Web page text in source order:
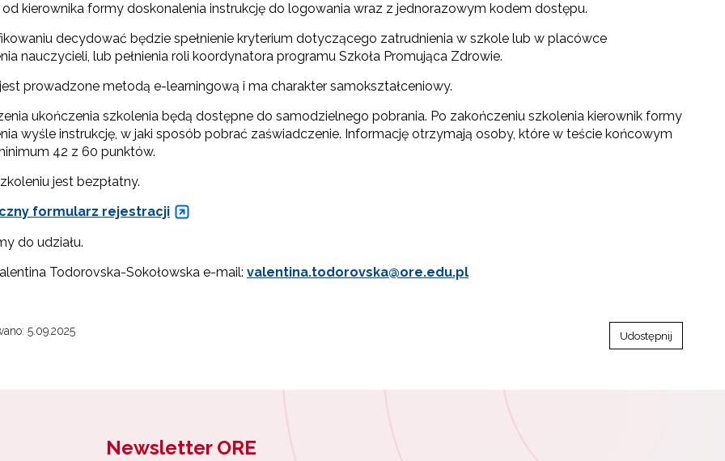
kierownika formy doskonalenia instrukcję do logowania wraz z jednorazowym kodem dostępu.
decydować będzie spełnienie kryterium dotyczącego zatrudnienia w szkole lub w placówce
nauczycieli, lub pełnienia roli koordynatora programu Szkoła Promująca Zdrowie.
prowadzone metodą e-learningową i ma charakter samokształceniowy.
ukończenia szkolenia będą dostępne do samodzielnego pobrania. Po zakończeniu szkolenia kierownik formy
wyśle instrukcję, w jaki sposób pobrać zaświadczenie. Informację otrzymają osoby, które w teście końcowym
42 z 60 punktów.
jest bezpłatny.
formularz rejestracji
do udziału.
Todorovska-Sokołowska e-mail: valentina.todorovska@ore.edu.pl
5.09.2025 Udostępnij
Newsletter ORE
ORE
i programach.